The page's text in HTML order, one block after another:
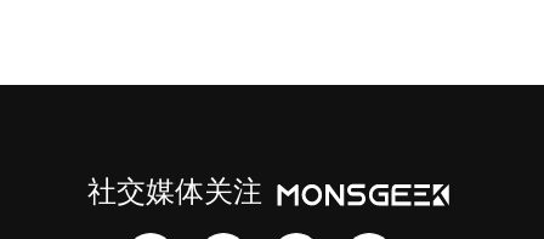
社交媒体关注